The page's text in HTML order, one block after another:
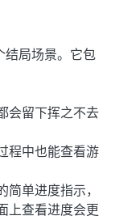
结局场景。它包
会留下挥之不去
程中也能查看游
单进度指示，
上查看进度会更